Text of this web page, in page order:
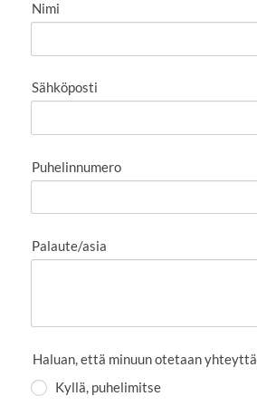
Nimi
Sähköposti
Puhelinnumero
Palaute/asia
Haluan, että minuun otetaan yhteyttä
Kyllä, puhelimitse